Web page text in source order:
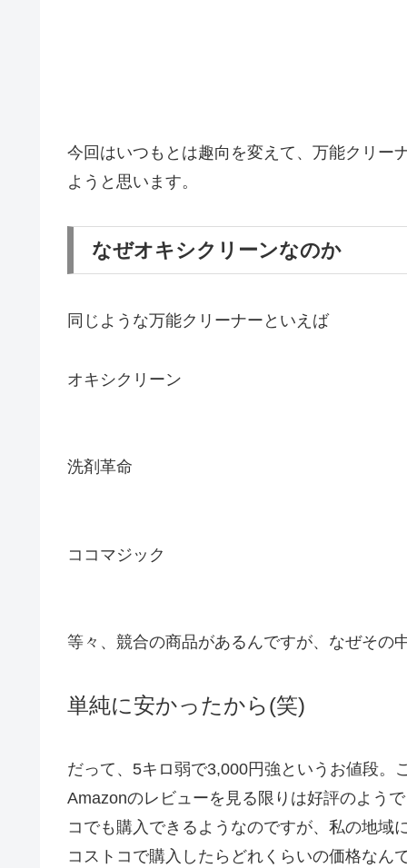
今回はいつもとは趣向を変えて、万能クリー
ようと思います。
なぜオキシクリーンなのか
同じような万能クリーナーといえば
オキシクリーン
洗剤革命
ココマジック
等々、競合の商品があるんですが、なぜその
単純に安かったから(笑)
だって、5キロ弱で3,000円強というお値段。
Amazonのレビューを見る限りは好評のよう
コでも購入できるようなのですが、私の地域
コストコで購入したらどれくらいの価格なん